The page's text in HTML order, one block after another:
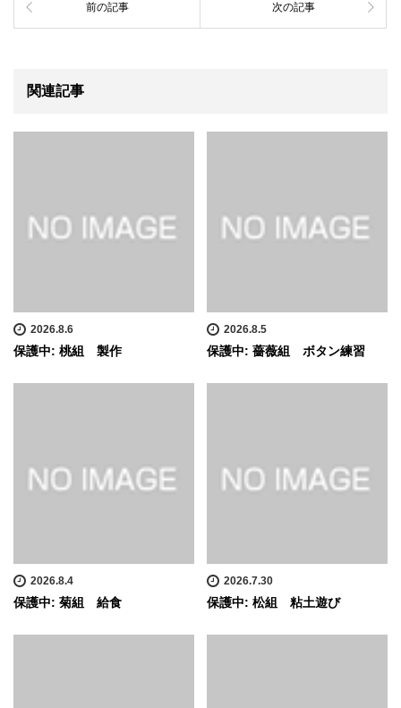
前の記事 次の記事
関連記事
2026.8.6
保護中: 桃組 製作
2026.8.5
保護中: 薔薇組 ボタン練習
2026.8.4
保護中: 菊組 給食
2026.7.30
保護中: 松組 粘土遊び